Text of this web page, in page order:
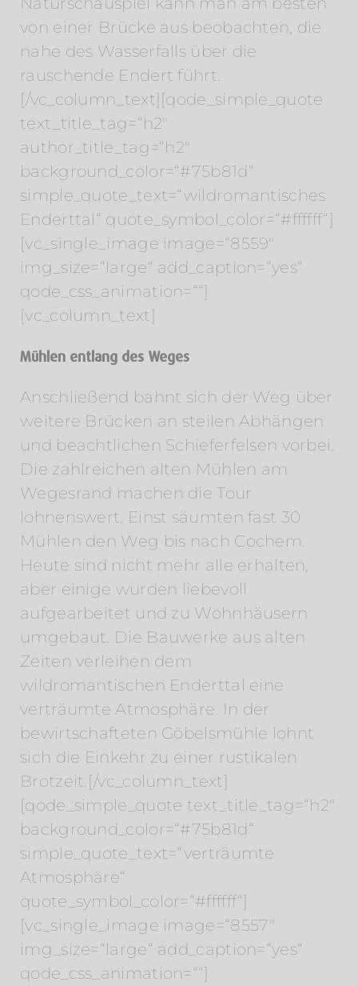
von einer Brücke aus beobachten, die
nahe des Wasserfalls über die
rauschende Endert führt.
[/vc_column_text][qode_simple_quote
text_title_tag=“h2″
author_title_tag=“h2″
background_color=“#75b81d“
simple_quote_text=“wildromantisches
Enderttal“ quote_symbol_color=“#ffffff“]
[vc_single_image image=“8559″
img_size=“large“ add_caption=“yes“
qode_css_animation=““]
[vc_column_text]
Mühlen entlang des Weges
Anschließend bahnt sich der Weg über
weitere Brücken an steilen Abhängen
und beachtlichen Schieferfelsen vorbei.
Die zahlreichen alten Mühlen am
Wegesrand machen die Tour
lohnenswert. Einst säumten fast 30
Mühlen den Weg bis nach Cochem.
Heute sind nicht mehr alle erhalten,
aber einige wurden liebevoll
aufgearbeitet und zu Wohnhäusern
umgebaut. Die Bauwerke aus alten
Zeiten verleihen dem
wildromantischen Enderttal eine
verträumte Atmosphäre. In der
bewirtschafteten Göbelsmühle lohnt
sich die Einkehr zu einer rustikalen
Brotzeit.[/vc_column_text]
[qode_simple_quote text_title_tag=“h2″
background_color=“#75b81d“
simple_quote_text=“verträumte
Atmosphäre“
quote_symbol_color=“#ffffff“]
[vc_single_image image=“8557″
img_size=“large“ add_caption=“yes“
qode_css_animation=““]